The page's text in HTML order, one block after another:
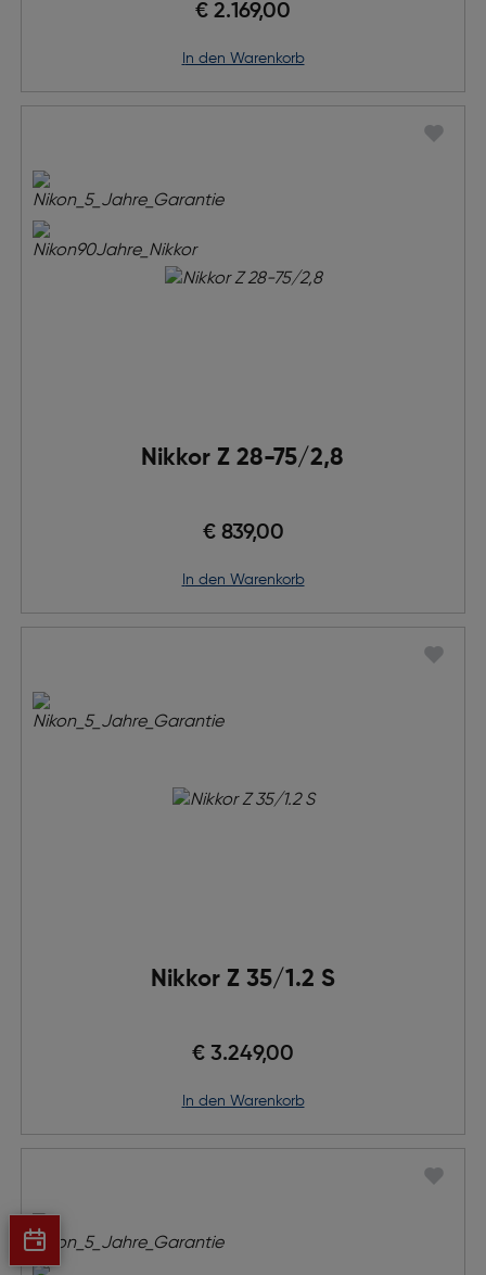
€ 2.169,00
in den Warenkorb
Nikkor Z 28-75/2,8
€ 839,00
in den Warenkorb
Nikkor Z 35/1.2 S
€ 3.249,00
in den Warenkorb